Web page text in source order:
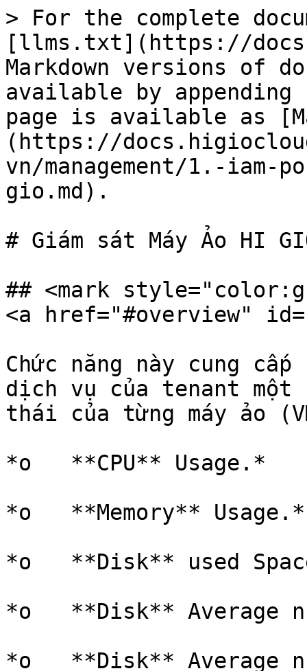
> For the complete
[llms.txt](https://
Markdown versions of
available by
page is available as
(https://
vn/management/1.-
gio.md).
# Giám sát Máy Ảo HI
## <mark
<a href="#overview"
Chức năng này cung
dịch vụ của tenant
thái của từng máy ảo
*o   **CPU** Usage.*
*o   **Memory** Usage.*
*o   **Disk** used
*o   **Disk** Average
*o   **Disk** Average